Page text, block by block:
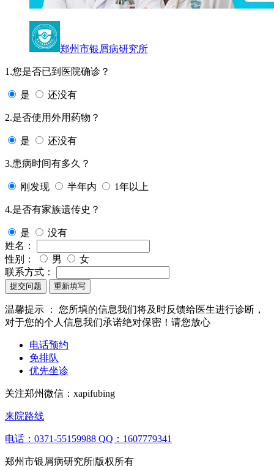
郑州市银屑病研究所
1.您是否已到医院确诊？
是 还没有
2.是否使用外用药物？
是 还没有
3.患病时间有多久？
刚发现 半年内 1年以上
4.是否有家族遗传史？
是
没有
姓名：
性别：
男
女
联系方式：
提交问题 重新填写
温馨提示 ： 您所填的信息我们将及时反馈给医生进行诊断，
对于您的个人信息我们承诺绝对保密！请您放心
电话预约
免排队
优先坐诊
关注郑州微信： xapifubing
来院路线
电话：0371-55159988 QQ：1607779341
郑州市银屑病研究所|版权所有